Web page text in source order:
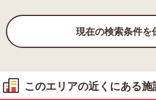
現在の検索条件を
このエリアの近くにある施